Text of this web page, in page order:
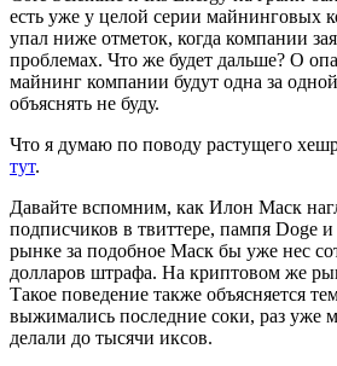
есть уже у целой серии
упал ниже отметок, когда компании
проблемах. Что же будет дальше? О
майнинг компании будут одна за
объяснять не буду.
Что я думаю по поводу растущего
тут.
Давайте вспомним, как Илон Маск
подписчиков в твиттере, пампя Doge
рынке за подобное Маск бы уже нес
долларов штрафа. На криптовом же
Такое поведение также объясняется
выжимались последние соки, раз уже
делали до тысячи иксов.